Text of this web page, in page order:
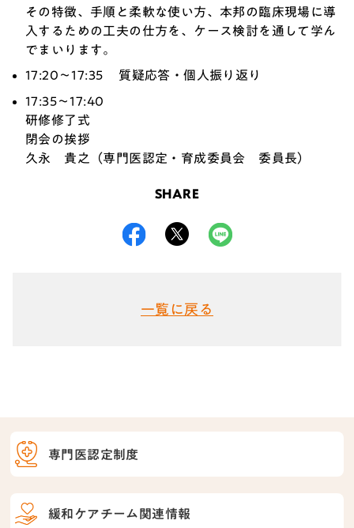
専門医認定制度
緩和ケアチーム関連情報
その特徴、手順と柔軟な使い方、本邦の臨床現場に導
入するための工夫の仕方を、ケース検討を通して学ん
でまいります。
17:20～17:35 質疑応答・個人振り返り
17:35～17:40
研修修了式
閉会の挨拶
久永 貴之（専門医認定・育成委員会 委員長）
SHARE
一覧に戻る